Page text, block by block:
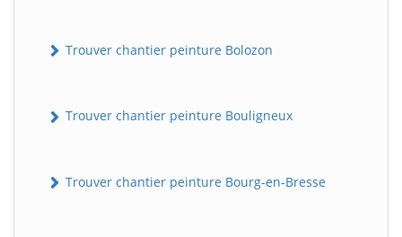
Trouver chantier peinture Bolozon
Trouver chantier peinture Bouligneux
Trouver chantier peinture Bourg-en-Bresse